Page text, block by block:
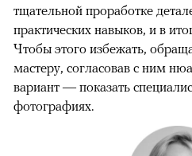
тщательной проработке
практических навыков, и в
Чтобы этого избежать,
мастеру, согласовав с ним
вариант — показать
фотографиях.